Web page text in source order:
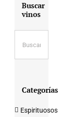
Buscar
vinos
Categorías
Espirituosos